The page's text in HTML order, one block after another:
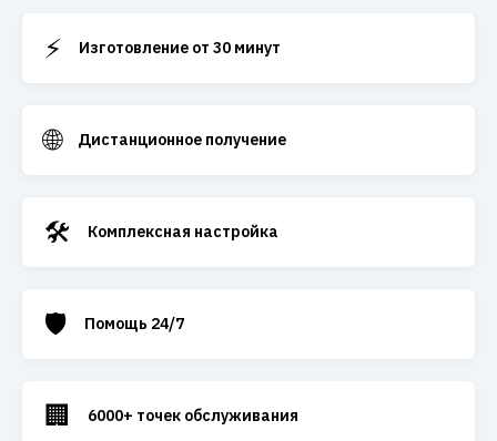
⚡ Изготовление от 30 минут
🌐 Дистанционное получение
🛠️ Комплексная настройка
🛡️ Помощь 24/7
🏢 6000+ точек обслуживания